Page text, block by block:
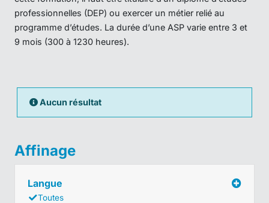
professionnelles (DEP) ou exercer un métier relié au
programme d’études. La durée d’une ASP varie entre 3 et
9 mois (300 à 1230 heures).
Aucun résultat
Affinage
Langue
Toutes